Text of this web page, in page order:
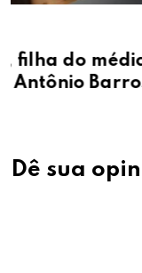
e
Uso da
de dez
Dê sua